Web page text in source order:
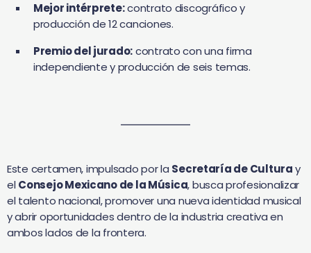
Mejor intérprete:contrato discográfico y
producción de 12 canciones.
Premio del jurado:contrato con una firma
independiente y producción de seis temas.
Este certamen, impulsado por la Secretaría de Culturay
el Consejo Mexicano de la Música, busca profesionalizar
el talento nacional, promover una nueva identidad musical
y abrir oportunidades dentro de la industria creativa en
ambos lados de la frontera.